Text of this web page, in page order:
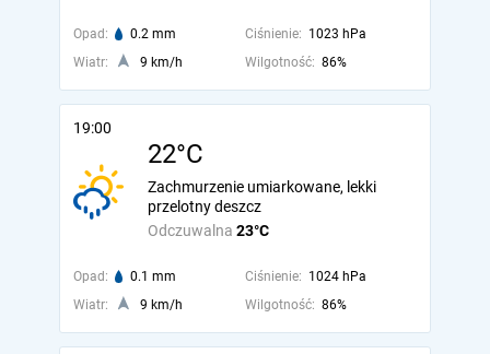
Opad: 0.2 mm Ciśnienie: 1023 hPa
Wiatr:
9 km/h Wilgotność: 86%
19:00
22°C
Odczuwalna 23°C
Zachmurzenie umiarkowane, lekki
przelotny deszcz
Opad: 0.1 mm Ciśnienie: 1024 hPa
Wiatr:
9 km/h Wilgotność: 86%